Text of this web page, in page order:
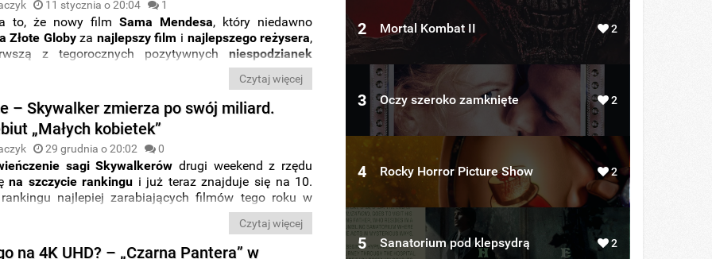
11 stycznia o 20:04 1
to, że nowy filmSama Mendesa, który niedawno
Złote Globyza najlepszy film i najlepszego reżysera,
z tegorocznych pozytywnychniespodzianek
świetny wynik z
przekraczające
prognozy.
Czytaj więcej
– Skywalker zmierza po swój miliard.
„Małych kobietek”
29 grudnia o 20:02 0
sagi Skywalkerów drugi weekend z rzędu
na szczycie rankingu i już teraz znajduje się na 10.
najlepiej zarabiających filmów tego roku w
całego świata oraz na 7. miejscu w przypadku
rynku. Świetnie w ten weekend radziły sobie także
do kin „Małe kobietki” i animacja „ Tajni i fajni
Czytaj więcej
na 4K UHD? – „Czarna Pantera” w
2 Mortal Kombat II 2
3 Oczy szeroko zamknięte 2
4 Rocky Horror Picture Show 2
5 Sanatorium pod klepsydrą 2